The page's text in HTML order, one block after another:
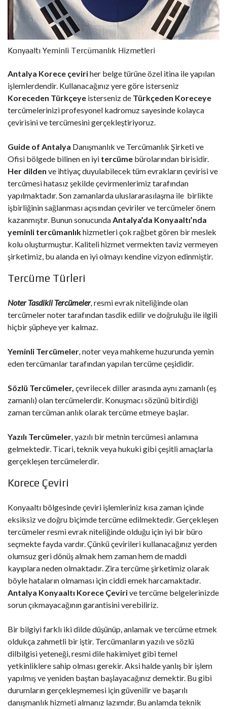
Konyaaltı Yeminli Tercümanlık Hizmetleri
Antalya Korece çeviriher belge türüne özel itina ile yapılan
işlemlerdendir. Kullanacağınız yere göre isterseniz
Koreceden Türkçeye isterseniz de Türkçeden Koreceye
tercümelerinizi profesyonel kadromuz sayesinde kolayca
çevirisini ve tercümesini gerçekleştiriyoruz.
Guide of Antalya Danışmanlık ve Tercümanlık Şirketi ve
Ofisi bölgede bilinen en iyi tercüme bürolarından birisidir.
Her dilden ve ihtiyaç duyulabilecek tüm evrakların çevirisi ve
tercümesi hatasız şekilde çevirmenlerimiz tarafından
yapılmaktadır. Son zamanlarda uluslararasılaşma ile birlikte
işbirliğinin sağlanması açısından çeviriler ve tercümeler önem
kazanmıştır. Bunun sonucundaAntalya’da Konyaaltı’nda
yeminli tercümanlıkhizmetleri çok rağbet gören bir meslek
kolu oluşturmuştur. Kaliteli hizmet vermekten taviz vermeyen
şirketimiz, bu alanda en iyi olmayı kendine vizyon edinmiştir.
Tercüme Türleri
Noter Tasdikli Tercümeler,resmi evrak niteliğinde olan
tercümeler noter tarafından tasdik edilir ve doğruluğu ile ilgili
hiçbir şüpheye yer kalmaz.
Yeminli Tercümeler,noter veya mahkeme huzurunda yemin
eden tercümanlar tarafından yapılan tercüme çeşididir.
Sözlü Tercümeler, çevrilecek diller arasında aynı zamanlı (eş
zamanlı) olan tercümelerdir. Konuşmacı sözünü bitirdiği
zaman tercüman anlık olarak tercüme etmeye başlar.
Yazılı Tercümeler,yazılı bir metnin tercümesi anlamına
gelmektedir. Ticari, teknik veya hukuki gibi çeşitli amaçlarla
gerçekleşen tercümelerdir.
Korece Çeviri
Konyaaltı bölgesinde çeviri işlemleriniz kısa zaman içinde
eksiksiz ve doğru biçimde tercüme edilmektedir. Gerçekleşen
tercümeler resmi evrak niteliğinde olduğu için iyi bir büro
seçmekte fayda vardır. Çünkü çevirileri kullanacağınız yerden
olumsuz geri dönüş almak hem zaman hem de maddi
kayıplara neden olmaktadır. Zira tercüme şirketimiz olarak
böyle hataların olmaması için ciddi emek harcamaktadır.
Antalya Konyaaltı Korece Çevirive tercüme belgelerinizde
sorun çıkmayacağının garantisini verebiliriz.
Bir bilgiyi farklı iki dilde düşünüp, anlamak ve tercüme etmek
oldukça zahmetli bir iştir. Tercümanların yazılı ve sözlü
dilbilgisi yeteneği, resmi dile hakimiyet gibi temel
yetkinliklere sahip olması gerekir. Aksi halde yanlış bir işlem
yapılmış ve yeniden baştan başlayacağınız demektir. Bu gibi
durumların gerçekleşmemesi için güvenilir ve başarılı
danışmanlık hizmeti almanız lazımdır. Bu anlamda teknik